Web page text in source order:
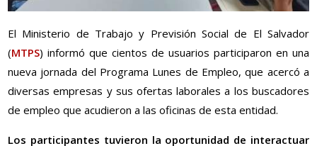
El Ministerio de Trabajo y Previsión Social de El Salvador
(MTPS) informó que cientos de usuarios participaron en una
nueva jornada del Programa Lunes de Empleo, que acercó a
diversas empresas y sus ofertas laborales a los buscadores
de empleo que acudieron a las oficinas de esta entidad.
Los participantes tuvieron la oportunidad de interactuar